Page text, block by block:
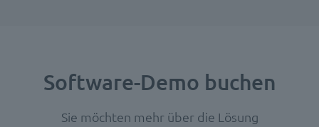
Software-Demo buchen
Sie möchten mehr über die Lösung